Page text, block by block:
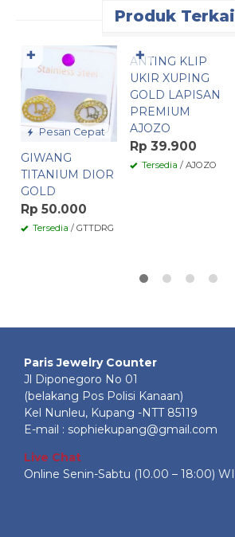
Produk
Pesan Cepat
GIWANG
TITANIUM DIOR
GOLD
Rp 50.000
Tersedia / GTTDRG
✚
ANTING KLIP
UKIR XUPING
GOLD LAPISAN
PREMIUM
AJOZO
Rp 39.900
Tersedia / AJOZO
✚
Paris Jewelry Counter
Jl Diponegoro No 01
(belakang Pos Polisi Kanaan)
Kel Nunleu, Kupang -NTT 85119
E-mail : sophiekupang@gmail.com
Live Chat
Online Senin-Sabtu (10.00 – 18:00)